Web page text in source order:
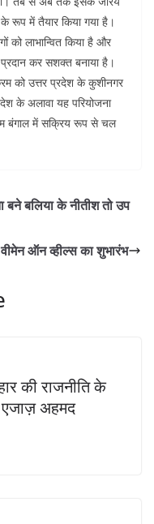
रूप में तैयार किया गया है।
लाभान्वित किया है और
कर सशक्त बनाया है।
को उत्तर प्रदेश के कुशीनगर
के अलावा यह परियोजना
बंगाल में सक्रिय रूप से चल
बने बलिया के नीतीश तो उप
ऑन व्हील्स का शुभारंभ
की राजनीति के
एजाज़ अहमद